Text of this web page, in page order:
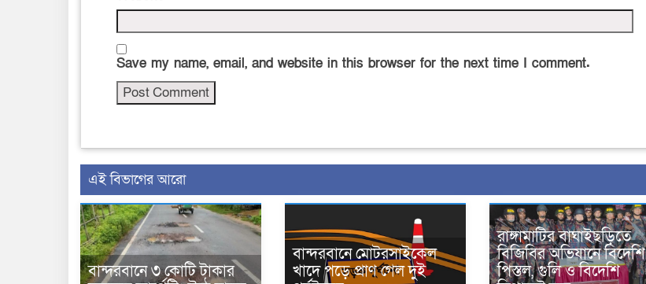
Save my name, email, and website in this browser for the next time I comment.
এই বিভাগের আরো
বান্দরবানে ৩ কোটি টাকার
বান্দরবানে মোটরসাইকেল
খাদে পড়ে প্রাণ গেল দুই
রাঙ্গামাটির বাঘাইছড়িতে
বিজিবির অভিযানে বিদেশি
পিস্তল, গুলি ও বিদেশি